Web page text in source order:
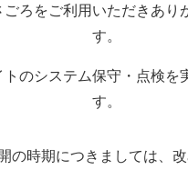
ろをご利用いただきあり
す。
のシステム保守・点検を
す。
の時期につきましては、